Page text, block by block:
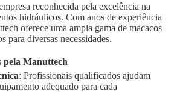
reconhecida pela excelência na
hidráulicos. Com anos de experiência
oferece uma ampla gama de macacos
para diversas necessidades.
pela Manuttech
: Profissionais qualificados ajudam
adequado para cada